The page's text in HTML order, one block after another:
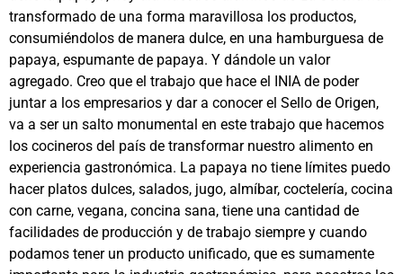
transformado de una forma maravillosa los productos,
consumiéndolos de manera dulce, en una hamburguesa de
papaya, espumante de papaya. Y dándole un valor
agregado. Creo que el trabajo que hace el INIA de poder
juntar a los empresarios y dar a conocer el Sello de Origen,
va a ser un salto monumental en este trabajo que hacemos
los cocineros del país de transformar nuestro alimento en
experiencia gastronómica. La papaya no tiene límites puedo
hacer platos dulces, salados, jugo, almíbar, coctelería, cocina
con carne, vegana, concina sana, tiene una cantidad de
facilidades de producción y de trabajo siempre y cuando
podamos tener un producto unificado, que es sumamente